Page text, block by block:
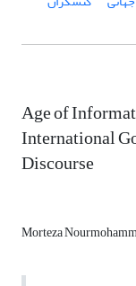
Age of
International
Discourse
Morteza